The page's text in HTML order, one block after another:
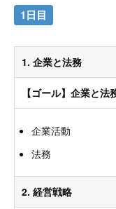
1日目
1. 企業と法務
【ゴール】企業と
企業活動
法務
2. 経営戦略